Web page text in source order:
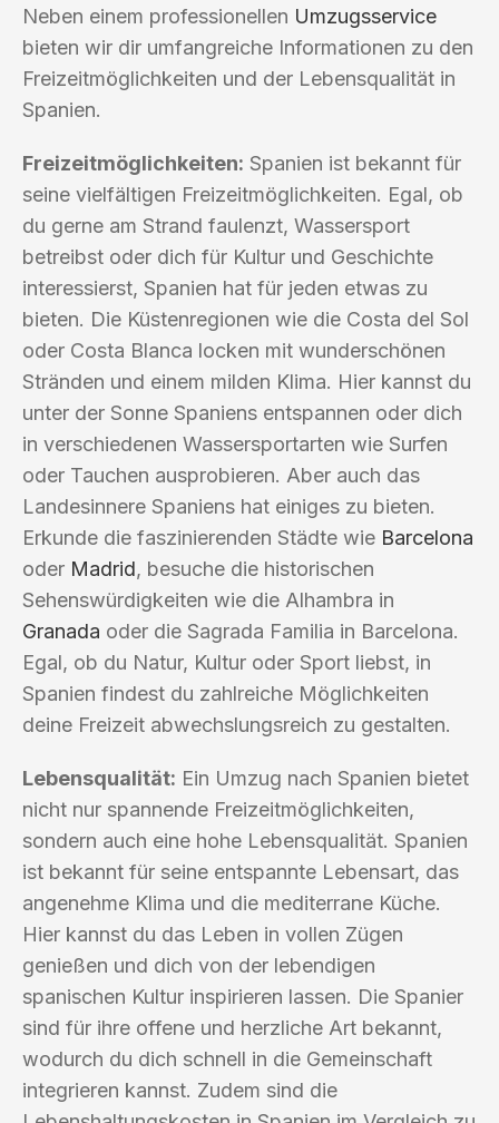
Neben einem professionellen Umzugsservice
bieten wir dir umfangreiche Informationen zu den
Freizeitmöglichkeiten und der Lebensqualität in
Spanien.
Freizeitmöglichkeiten: Spanien ist bekannt für
seine vielfältigen Freizeitmöglichkeiten. Egal, ob
du gerne am Strand faulenzt, Wassersport
betreibst oder dich für Kultur und Geschichte
interessierst, Spanien hat für jeden etwas zu
bieten. Die Küstenregionen wie die Costa del Sol
oder Costa Blanca locken mit wunderschönen
Stränden und einem milden Klima. Hier kannst du
unter der Sonne Spaniens entspannen oder dich
in verschiedenen Wassersportarten wie Surfen
oder Tauchen ausprobieren. Aber auch das
Landesinnere Spaniens hat einiges zu bieten.
Erkunde die faszinierenden Städte wie Barcelona
oder Madrid, besuche die historischen
Sehenswürdigkeiten wie die Alhambra in
Granada oder die Sagrada Familia in Barcelona.
Egal, ob du Natur, Kultur oder Sport liebst, in
Spanien findest du zahlreiche Möglichkeiten
deine Freizeit abwechslungsreich zu gestalten.
Lebensqualität: Ein Umzug nach Spanien bietet
nicht nur spannende Freizeitmöglichkeiten,
sondern auch eine hohe Lebensqualität. Spanien
ist bekannt für seine entspannte Lebensart, das
angenehme Klima und die mediterrane Küche.
Hier kannst du das Leben in vollen Zügen
genießen und dich von der lebendigen
spanischen Kultur inspirieren lassen. Die Spanier
sind für ihre offene und herzliche Art bekannt,
wodurch du dich schnell in die Gemeinschaft
integrieren kannst. Zudem sind die